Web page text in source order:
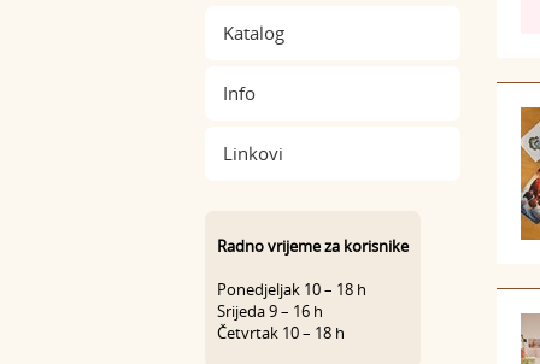
Katalog
Info
Linkovi
Radno vrijeme za korisnike
Ponedjeljak 10 – 18 h
Srijeda 9 – 16 h
Četvrtak 10 – 18 h